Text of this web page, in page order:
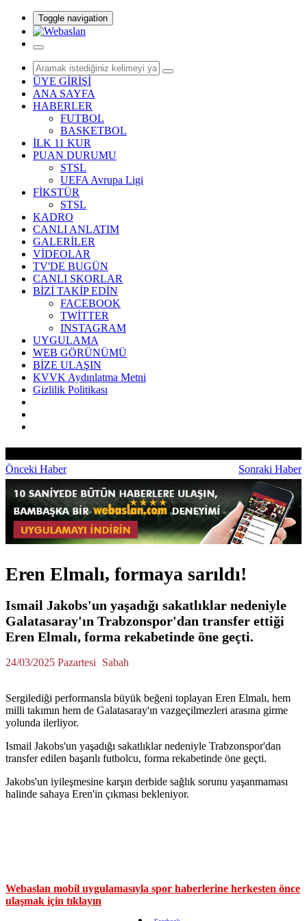
Toggle navigation
ÜYE GİRİŞİ
ANA SAYFA
HABERLER
FUTBOL
BASKETBOL
İLK 11 KUR
PUAN DURUMU
STSL
UEFA Avrupa Ligi
FİKSTÜR
STSL
KADRO
CANLI ANLATIM
GALERİLER
VİDEOLAR
TV'DE BUGÜN
CANLI SKORLAR
BİZİ TAKİP EDİN
FACEBOOK
TWİTTER
INSTAGRAM
UYGULAMA
WEB GÖRÜNÜMÜ
BİZE ULAŞIN
KVVK Aydınlatma Metni
Gizlilik Politikası
Önceki Haber Sonraki Haber
Eren Elmalı, formaya sarıldı!
Ismail Jakobs'un yaşadığı sakatlıklar nedeniyle
Galatasaray'ın Trabzonspor'dan transfer ettiği
Eren Elmalı, forma rekabetinde öne geçti.
24/03/2025 Pazartesi Sabah
Sergilediği performansla büyük beğeni toplayan Eren Elmalı, hem
milli takımın hem de Galatasaray'ın vazgeçilmezleri arasına girme
yolunda ilerliyor.
Ismail Jakobs'un yaşadığı sakatlıklar nedeniyle Trabzonspor'dan
transfer edilen başarılı futbolcu, forma rekabetinde öne geçti.
Jakobs'un iyileşmesine karşın derbide sağlık sorunu yaşanmaması
halinde sahaya Eren'in çıkması bekleniyor.
Webaslan mobil uygulamasıyla spor haberlerine herkesten önce
ulaşmak için tıklayın